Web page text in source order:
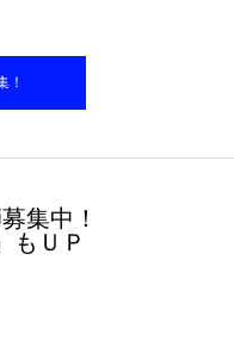
！
集中！
もＵＰ